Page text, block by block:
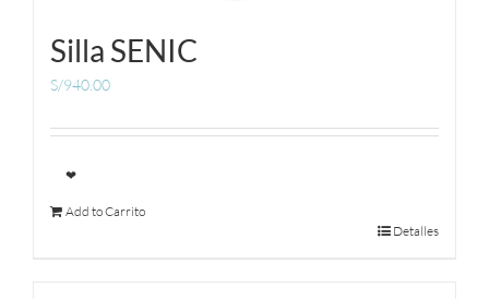
Silla SENIC
S/940.00
❤
Add to Carrito
Detalles